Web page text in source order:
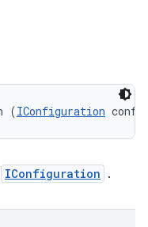
(IConfiguration
IConfiguration .